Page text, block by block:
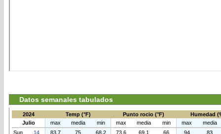
Datos semanales tabulados
2024 Temp (°F) Punto rocio (°F)
Humedad
Julio
max media min max media min max
media
Sun
14 83.7 75 68.2 73.6 69.1 66 94
83